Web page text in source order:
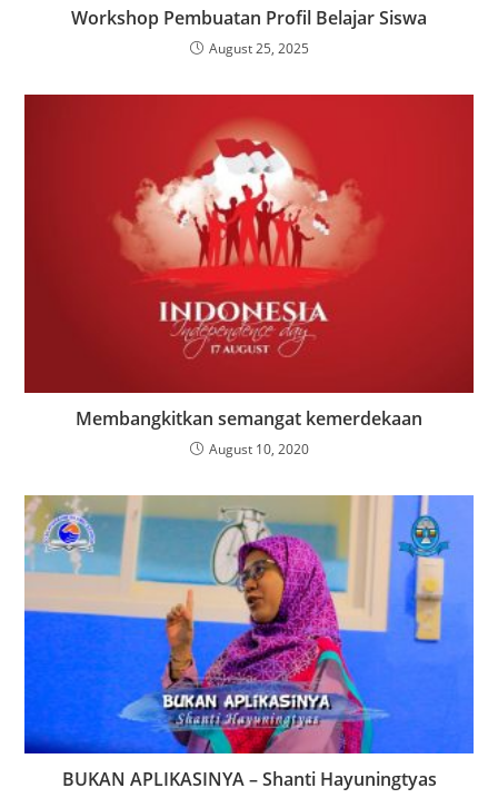
Workshop Pembuatan Profil Belajar Siswa
August 25, 2025
Membangkitkan semangat kemerdekaan
August 10, 2020
BUKAN APLIKASINYA – Shanti Hayuningtyas